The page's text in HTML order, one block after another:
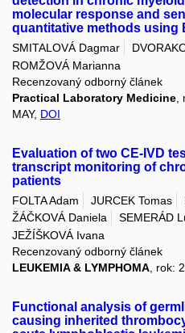
molecular response and
quantitative methods using
SMITALOVÁ Dagmar
ROMŽOVÁ Marianna
Recenzovaný odborný článek
Practical Laboratory Medicine
MAY, DOI
Evaluation of two CE-IVD
transcript monitoring of
patients
FOLTA Adam JURCEK Tomas
ŽÁČKOVÁ Daniela
SEMERÁD
JEŽÍŠKOVÁ Ivana
Recenzovaný odborný článek
LEUKEMIA & LYMPHOMA , rok:
Functional analysis of
causing inherited